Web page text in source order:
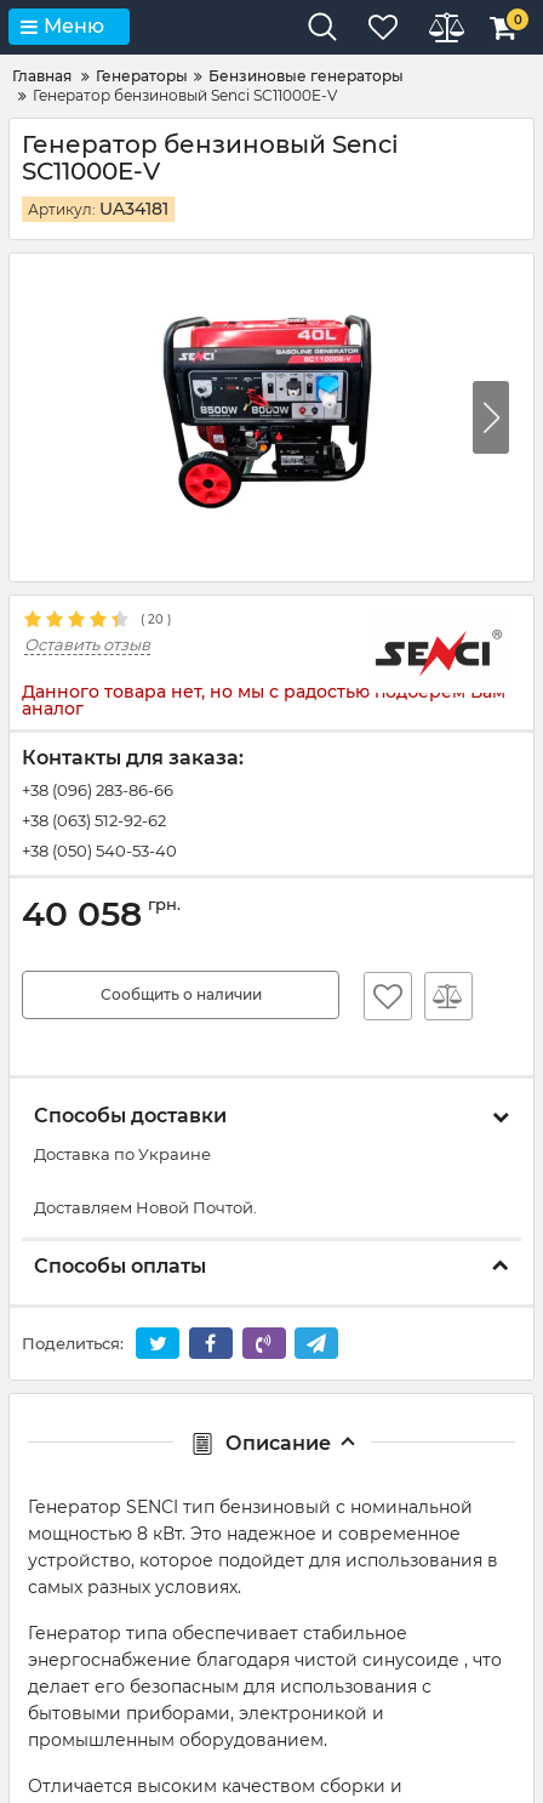
Меню 0
Главная Генераторы
Бензиновые генераторы
Генератор бензиновый Senci SC11000E-V
Генератор бензиновый Senci
SC11000E-V
Артикул: UA34181
( 20 )
Оставить отзыв
Данного товара нет, но мы с радостью подберем Вам
аналог
Контакты для заказа:
+38 (096) 283-86-66
+38 (063) 512-92-62
+38 (050) 540-53-40
40 058 грн.
Сообщить о наличии
Способы доставки
Доставка по Украине
Доставляем Новой Почтой.
Способы оплаты
Поделиться:
Описание
Генератор SENCI тип бензиновый с номинальной
мощностью 8 кВт. Это надежное и современное
устройство, которое подойдет для использования в
самых разных условиях.
Генератор типа обеспечивает стабильное
энергоснабжение благодаря чистой синусоиде , что
делает его безопасным для использования с
бытовыми приборами, электроникой и
промышленным оборудованием.
Отличается высоким качеством сборки и